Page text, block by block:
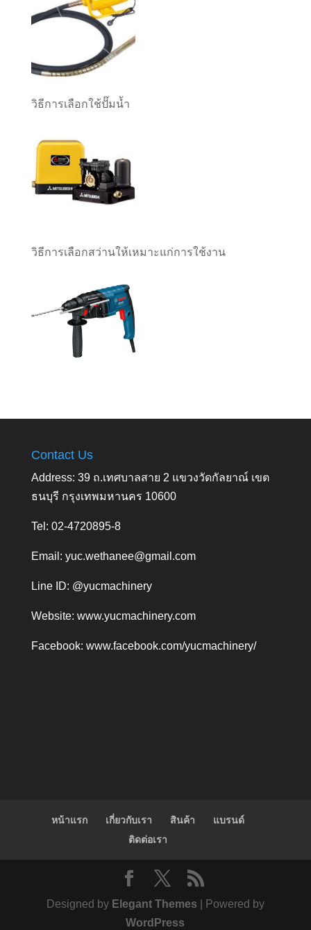
วิธีการเลือกใช้ปั๊มน้ำ
วิธีการเลือกสว่านให้เหมาะแก่การใช้งาน
Contact Us
Address: 39 ถ.เทศบาลสาย 2 แขวงวัดกัลยาณ์ เขต
ธนบุรี กรุงเทพมหานคร 10600
Tel: 02-4720895-8
Email: yuc.wethanee@gmail.com
Line ID: @yucmachinery
Website: www.yucmachinery.com
Facebook: www.facebook.com/yucmachinery/
หน้าแรก เกี่ยวกับเรา สินค้า
แบรนด์
ติดต่อเรา
Designed by Elegant Themes | Powered by
WordPress